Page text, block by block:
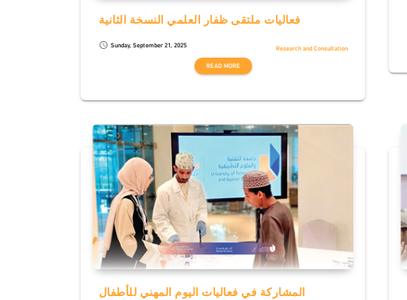
فعاليات ملتقى ظفار العلمي النسخة الثانية
schedule Sunday, September 21, 2025
Research and Consultation
READ MORE
المشاركة في فعاليات اليوم المهني للأطفال